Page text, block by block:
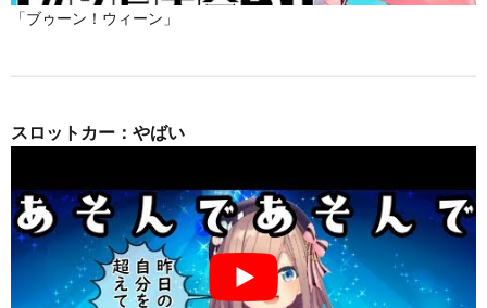
「ブゥーン！ウィーン」
スロットカー：やばい